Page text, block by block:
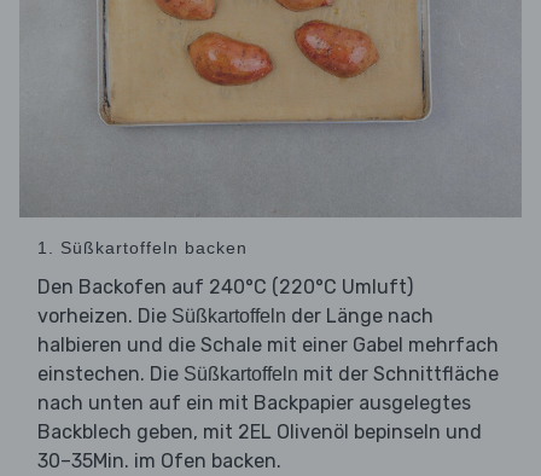
1. Süßkartoffeln backen
Den Backofen auf 240°C (220°C Umluft)
vorheizen. Die Süßkartoffeln der Länge nach
halbieren und die Schale mit einer Gabel mehrfach
einstechen. Die Süßkartoffeln mit der Schnittfläche
nach unten auf ein mit Backpapier ausgelegtes
Backblech geben, mit 2EL Olivenöl bepinseln und
30–35Min. im Ofen backen.